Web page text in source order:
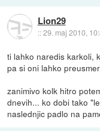
Lion29
::29. maj 2010,
ti lahko naredis karkoli,
pa si oni lahko
zanimivo kolk hitro
dnevih... ko dobi tako
naslednjic padlo na